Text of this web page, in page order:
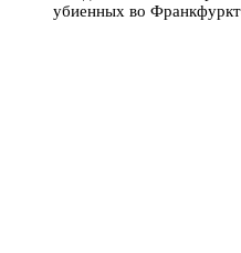
убиенных во